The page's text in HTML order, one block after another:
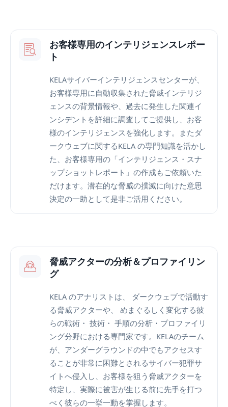
お客様専用のインテリジェンスレポー
ト
KELAサイバーインテリジェンスセンターが、
お客様専用に自動収集された脅威インテリジ
ェンスの背景情報や、過去に発生した関連イ
ンシデントを詳細に調査してご提供し、お客
様のインテリジェンスを強化します。またダ
ークウェブに関するKELA の専門知識を活かし
た、お客様専用の「インテリジェンス・スナ
ップショットレポート」の作成もご依頼いた
だけます。潜在的な脅威の撲滅に向けた意思
決定の一助として是非ご活用ください。
脅威アクターの分析＆プロファイリン
グ
KELA のアナリストは、 ダークウェブで活動す
る脅威アクターや、 めまぐるしく変化する彼
らの戦術・ 技術・ 手順の分析・プロファイリ
ング分野における専門家です。KELAのチーム
が、アンダーグラウンドの中でもアクセスす
ることが非常に困難とされるサイバー犯罪サ
イトへ侵入し、お客様を狙う脅威アクターを
特定し、実際に被害が生じる前に先手を打つ
べく彼らの一挙一動を掌握します。